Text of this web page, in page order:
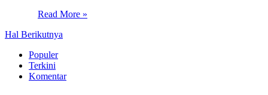
Read More »
Hal Berikutnya
Populer
Terkini
Komentar